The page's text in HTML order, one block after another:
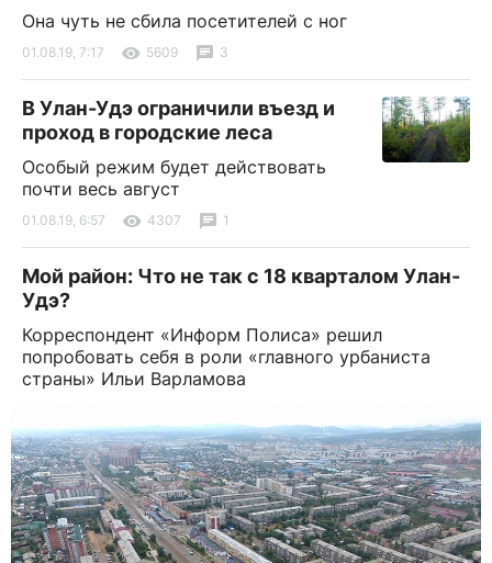
Она чуть не сбила посетителей с ног
01.08.19, 7:17 5609 3
В Улан-Удэ ограничили въезд и
проход в городские леса
Особый режим будет действовать
почти весь август
01.08.19, 6:57 4307 1
Мой район: Что не так с 18 кварталом Улан-
Удэ?
Корреспондент «Информ Полиса» решил
попробовать себя в роли «главного урбаниста
страны» Ильи Варламова